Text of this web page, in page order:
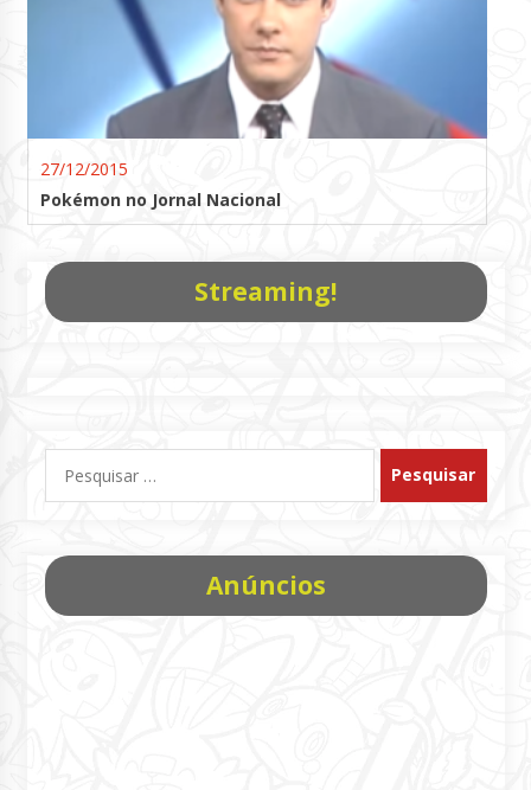
27/12/2015
Pokémon no Jornal Nacional
Streaming!
por:
Anúncios